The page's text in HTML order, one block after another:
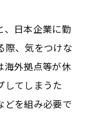
、日本企業に勤
際、気をつけな
海外拠点等が休
してしまうた
どを組み必要で